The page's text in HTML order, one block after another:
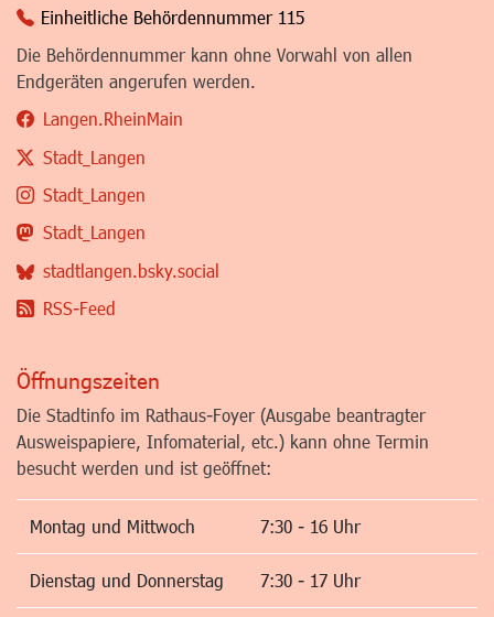
Einheitliche Behördennummer 115
Die Behördennummer kann ohne Vorwahl von allen
Endgeräten angerufen werden.
Langen.RheinMain
Stadt_Langen
Stadt_Langen
Stadt_Langen
stadtlangen.bsky.social
RSS-Feed
Öffnungszeiten
Die Stadtinfo im Rathaus-Foyer (Ausgabe beantragter
Ausweispapiere, Infomaterial, etc.) kann ohne Termin
besucht werden und ist geöffnet:
Montag und Mittwoch 7:30 - 16 Uhr
Dienstag und Donnerstag 7:30 - 17 Uhr